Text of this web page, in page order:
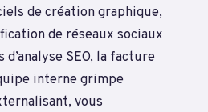
de création graphique,
de réseaux sociaux
SEO, la facture
interne grimpe
vous